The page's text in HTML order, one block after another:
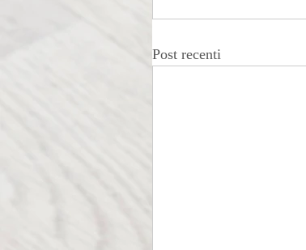
Post recenti